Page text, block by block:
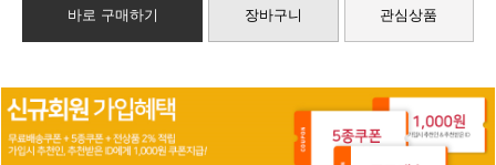
바로 구매하기 장바구니 관심상품